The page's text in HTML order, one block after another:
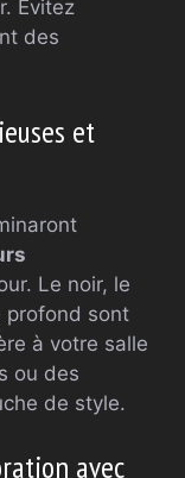
Évitez
des
et
Le noir, le
profond sont
à votre salle
ou des
de style.
avec